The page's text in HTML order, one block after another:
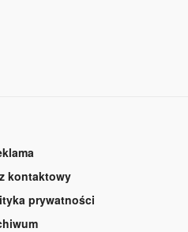
kontaktowy
prywatności